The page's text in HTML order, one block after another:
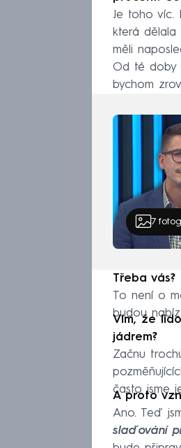
Je toho víc.
která dělala
měli
Od té doby
bychom
7
Třeba vás?
To není o
budou
Vím, že
jádrem?
Začnu
často jsme
A proto
Ano. Teď
slaďování